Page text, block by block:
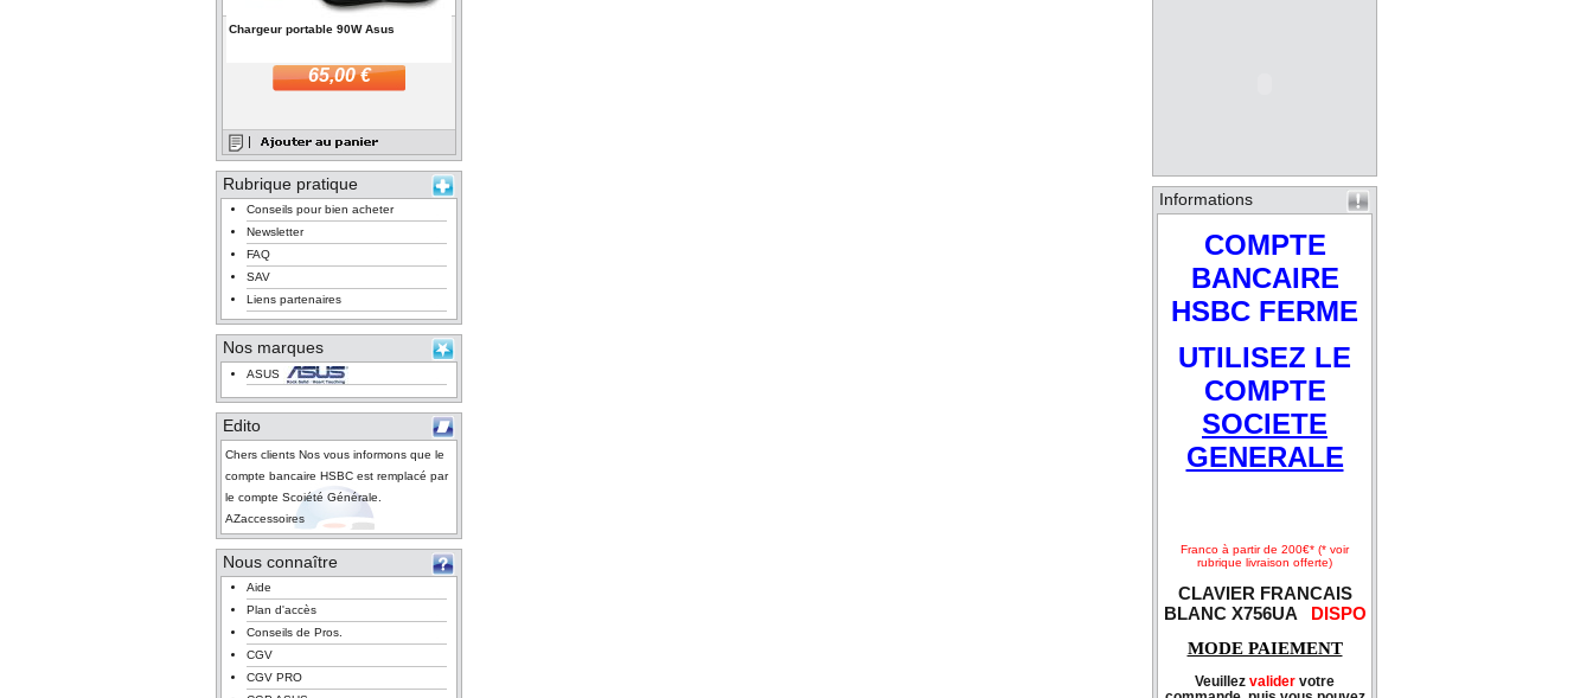
Chargeur portable 90W Asus
65,00 €
Rubrique pratique
Conseils pour bien acheter
Newsletter
FAQ
SAV
Liens partenaires
Nos marques
ASUS
Edito
Chers clients Nos vous informons que le
compte bancaire HSBC est remplacé par
le compte Scoiété Générale.
AZaccessoires
Nous connaître
Aide
Plan d'accès
Conseils de Pros.
CGV
CGV PRO
Informations
COMPTE
BANCAIRE
HSBC FERME
UTILISEZ LE
COMPTE
SOCIETE
GENERALE
Franco à partir de 200€* (* voir
rubrique livraison offerte)
CLAVIER FRANCAIS
BLANC X756UA DISPO
MODE PAIEMENT
Veuillez valider votre